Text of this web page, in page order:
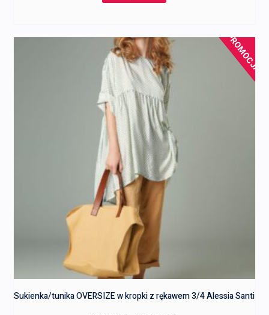
PROMOCJA!
Sukienka/tunika OVERSIZE w kropki z rękawem 3/4 Alessia Santi